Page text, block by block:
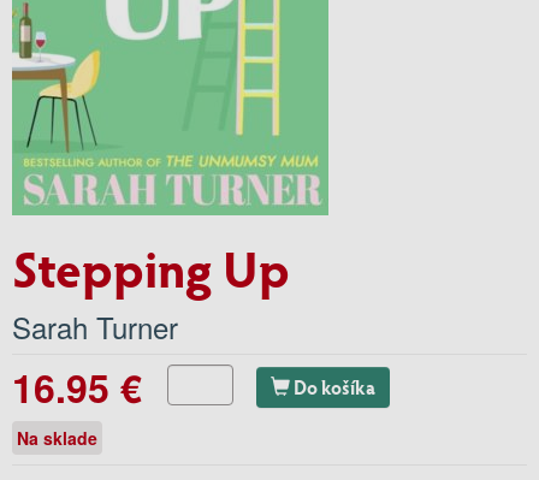
Stepping Up
Sarah Turner
16.95 € Do košíka
Na sklade